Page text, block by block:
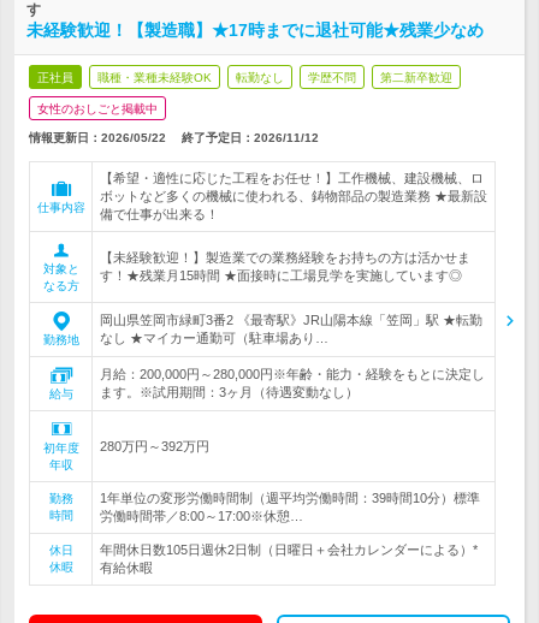
す
未経験歓迎！【製造職】★17時までに退社可能★残業少なめ
正社員 職種・業種未経験OK 転勤なし 学歴不問 第二新卒歓迎
女性のおしごと掲載中
情報更新日：2026/05/22 終了予定日： 2026/11/12
仕事内容
【希望・適性に応じた工程をお任せ！】工作機械、建設機械、ロ
ボットなど多くの機械に使われる、鋳物部品の製造業務 ★最新設
備で仕事が出来る！
対象と
なる方
【未経験歓迎！】製造業での業務経験をお持ちの方は活かせま
す！★残業月15時間 ★面接時に工場見学を実施しています◎
勤務地
岡山県笠岡市緑町3番2 《最寄駅》JR山陽本線「笠岡」駅 ★転勤
なし ★マイカー通勤可（駐車場あり…
給与
月給：200,000円～280,000円※年齢・能力・経験をもとに決定し
ます。※試用期間：3ヶ月（待遇変動なし）
初年度
年収
280万円～392万円
勤務
時間
1年単位の変形労働時間制（週平均労働時間：39時間10分）標準
労働時間帯／8:00～17:00※休憩…
休日
休暇
年間休日数105日週休2日制（日曜日＋会社カレンダーによる）*
有給休暇